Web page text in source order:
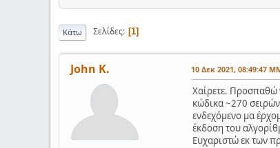
Κάτω Σελίδες 1
John K. 10 Δεκ 2021, 08:49:47
Χαίρετε. Προσπαθώ
κώδικα ~270
ενδεχόμενο μα
έκδοση του
Ευχαριστώ εκ των